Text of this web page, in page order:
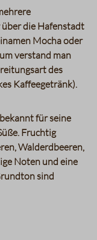
die Hafenstadt
Mocha oder
verstand man
des
Kaffeegetränk).
für seine
Fruchtig
Walderdbeeren,
Noten und eine
sind